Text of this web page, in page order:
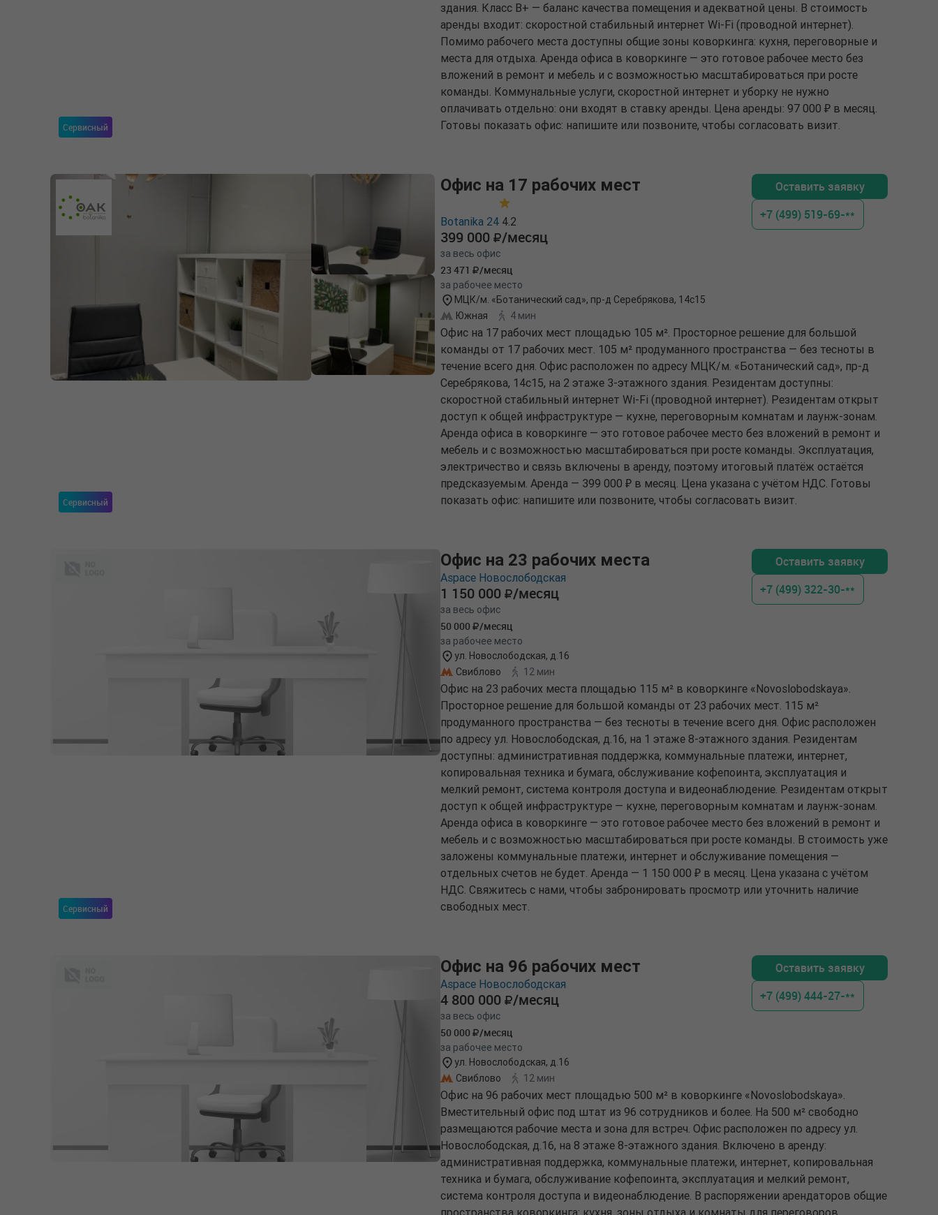
Сервисный
здания. Класс B+ — баланс качества помещения и адекватной цены. В стоимость
аренды входит: скоростной стабильный интернет Wi-Fi (проводной интернет).
Помимо рабочего места доступны общие зоны коворкинга: кухня, переговорные и
места для отдыха. Аренда офиса в коворкинге — это готовое рабочее место без
вложений в ремонт и мебель и с возможностью масштабироваться при росте
команды. Коммунальные услуги, скоростной интернет и уборку не нужно
оплачивать отдельно: они входят в ставку аренды. Цена аренды: 97 000 ₽ в месяц.
Готовы показать офис: напишите или позвоните, чтобы согласовать визит.
Сервисный
Офис на 17 рабочих мест
Botanika 24 4.2
399 000 /месяц
за весь офис
23 471 /месяц
за рабочее место
МЦК/м. «Ботанический сад», пр-д Серебрякова, 14с15
Южная
4 мин
Офис на 17 рабочих мест площадью 105 м². Просторное решение для большой
команды от 17 рабочих мест. 105 м² продуманного пространства — без тесноты в
течение всего дня. Офис расположен по адресу МЦК/м. «Ботанический сад», пр-д
Серебрякова, 14с15, на 2 этаже 3-этажного здания. Резидентам доступны:
скоростной стабильный интернет Wi-Fi (проводной интернет). Резидентам открыт
доступ к общей инфраструктуре — кухне, переговорным комнатам и лаунж-зонам.
Аренда офиса в коворкинге — это готовое рабочее место без вложений в ремонт и
мебель и с возможностью масштабироваться при росте команды. Эксплуатация,
электричество и связь включены в аренду, поэтому итоговый платёж остаётся
предсказуемым. Аренда — 399 000 ₽ в месяц. Цена указана с учётом НДС. Готовы
показать офис: напишите или позвоните, чтобы согласовать визит.
Оставить заявку
+7 (499) 519-69-**
Сервисный
Офис на 23 рабочих места
Aspace Новослободская
1 150 000 /месяц
за весь офис
50 000 /месяц
за рабочее место
ул. Новослободская, д.16
Свиблово
12 мин
Офис на 23 рабочих места площадью 115 м² в коворкинге «Novoslobodskaya».
Просторное решение для большой команды от 23 рабочих мест. 115 м²
продуманного пространства — без тесноты в течение всего дня. Офис расположен
по адресу ул. Новослободская, д.16, на 1 этаже 8-этажного здания. Резидентам
доступны: административная поддержка, коммунальные платежи, интернет,
копировальная техника и бумага, обслуживание кофепоинта, эксплуатация и
мелкий ремонт, система контроля доступа и видеонаблюдение. Резидентам открыт
доступ к общей инфраструктуре — кухне, переговорным комнатам и лаунж-зонам.
Аренда офиса в коворкинге — это готовое рабочее место без вложений в ремонт и
мебель и с возможностью масштабироваться при росте команды. В стоимость уже
заложены коммунальные платежи, интернет и обслуживание помещения —
отдельных счетов не будет. Аренда — 1 150 000 ₽ в месяц. Цена указана с учётом
НДС. Свяжитесь с нами, чтобы забронировать просмотр или уточнить наличие
свободных мест.
Оставить заявку
+7 (499) 322-30-**
Офис на 96 рабочих мест
Aspace Новослободская
4 800 000 /месяц
за весь офис
50 000 /месяц
за рабочее место
ул. Новослободская, д.16
Свиблово
12 мин
Офис на 96 рабочих мест площадью 500 м² в коворкинге «Novoslobodskaya».
Вместительный офис под штат из 96 сотрудников и более. На 500 м² свободно
размещаются рабочие места и зона для встреч. Офис расположен по адресу ул.
Новослободская, д.16, на 8 этаже 8-этажного здания. Включено в аренду:
административная поддержка, коммунальные платежи, интернет, копировальная
техника и бумага, обслуживание кофепоинта, эксплуатация и мелкий ремонт,
система контроля доступа и видеонаблюдение. В распоряжении арендаторов общие
Оставить заявку
+7 (499) 444-27-**